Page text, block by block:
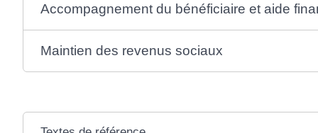
Accompagnement du bénéficiaire et aide
Maintien des revenus sociaux